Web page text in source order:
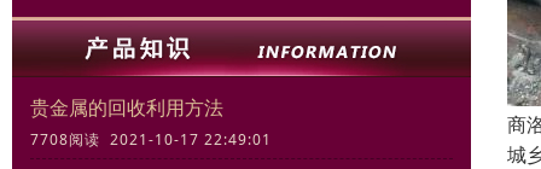
贵金属的回收利用方法
7708阅读 2021-10-17 22:49:01
商
城